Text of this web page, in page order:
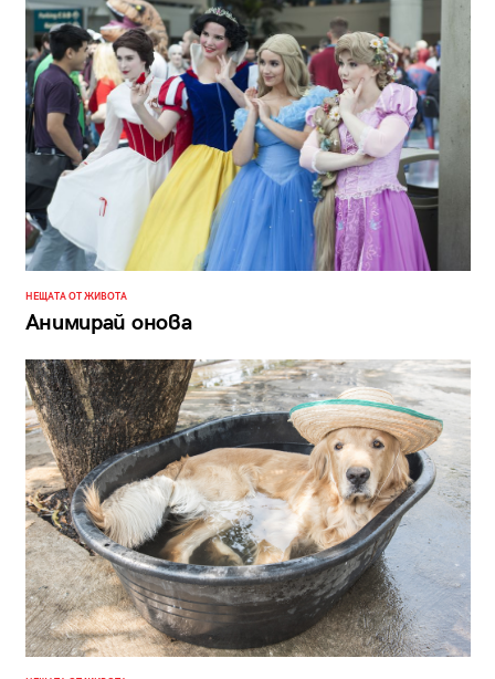
НЕЩАТА ОТ ЖИВОТА
Анимирай онова